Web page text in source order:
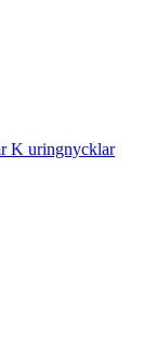
K uringnycklar